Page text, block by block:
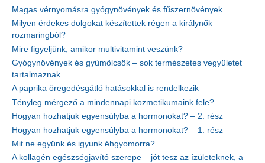
Magas vérnyomásra gyógynövények és fűszernövények
Milyen érdekes dolgokat készítettek régen a királynők
rozmaringból?
Mire figyeljünk, amikor multivitamint veszünk?
Gyógynövények és gyümölcsök – sok természetes vegyületet
tartalmaznak
A paprika öregedésgátló hatásokkal is rendelkezik
Tényleg mérgező a mindennapi kozmetikumaink fele?
Hogyan hozhatjuk egyensúlyba a hormonokat? – 2. rész
Hogyan hozhatjuk egyensúlyba a hormonokat? – 1. rész
Mit ne együnk és igyunk éhgyomorra?
A kollagén egészségjavító szerepe – jót tesz az ízületeknek, a